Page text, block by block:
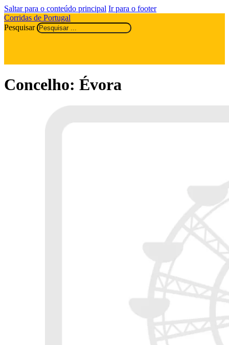
Saltar para o conteúdo principal Ir para o footer
Corridas de Portugal
Pesquisar
Concelho: Évora